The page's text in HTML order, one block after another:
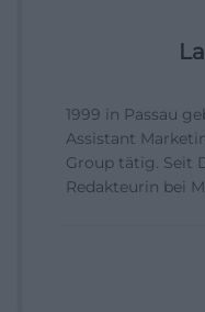
1999 in Passau
Assistant
Group tätig. Seit
Redakteurin bei